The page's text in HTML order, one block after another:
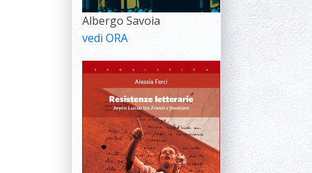
Albergo Savoia
vedi ORA